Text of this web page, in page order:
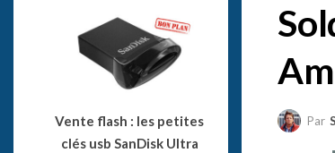
Par
Vente flash : les petites
clés usb SanDisk Ultra